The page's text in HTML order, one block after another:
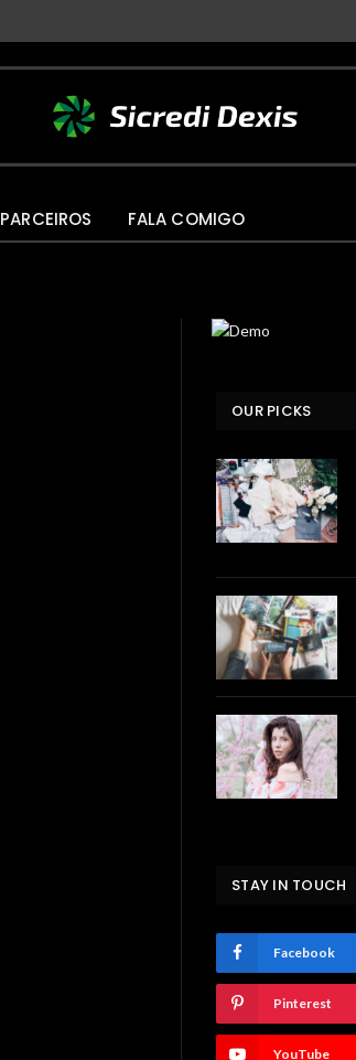
PARCEIROS FALA COMIGO
OUR PICKS
STAY IN TOUCH
Facebook
Pinterest
YouTube